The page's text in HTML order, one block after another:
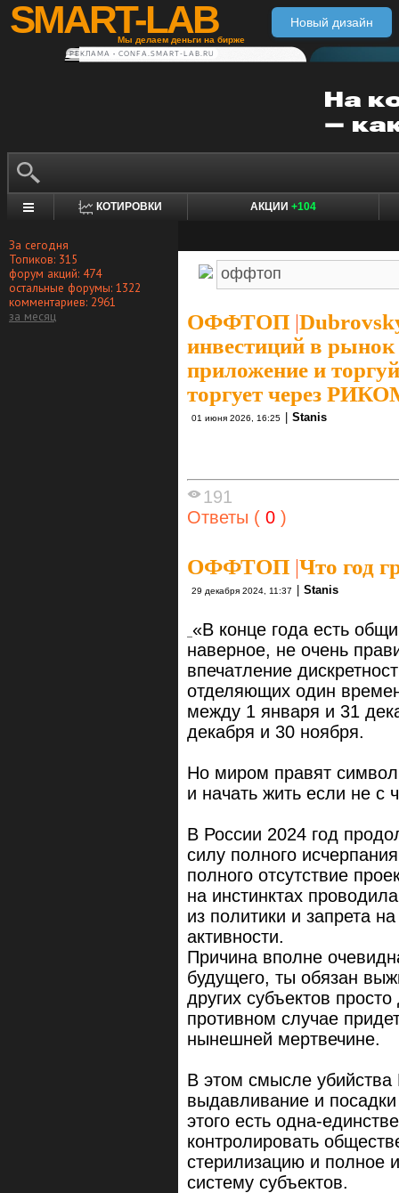
SMART-LAB
Мы делаем деньги на бирже
Новый дизайн
РЕКЛАМА • CONFA.SMART-LAB.RU
КОТИРОВКИ АКЦИИ +104
За сегодня
Топиков: 315
форум акций: 474
остальные форумы: 1322
комментариев: 2961
за месяц
ОФФТОП |
инвестиций в
приложение и
торгует через
01 июня 2026, 16:25 Stanis
191
Ответы ( 0 )
ОФФТОП |Что год
29 декабря 2024, 11:37 | Stanis
«В конце года есть
наверное, не очень
впечатление
отделяющих один
между 1 января и 31
декабря и 30 ноября.
Но миром правят
и начать жить если не с
В России 2024 год
силу полного
полного отсутствие
на инстинктах
из политики и запрета
активности.
Причина вполне
будущего, ты обязан
других субъектов
противном случае
нынешней мертвечине.
В этом смысле
выдавливание и
этого есть одна-
контролировать
стерилизацию и полное
систему субъектов.